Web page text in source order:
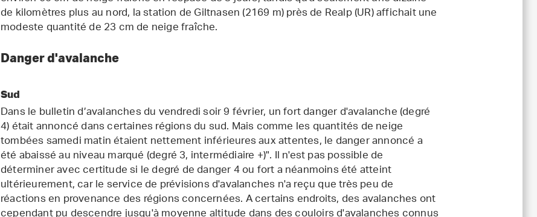
de kilomètres plus au nord, la station de Giltnasen (2169 m) près de Realp (UR) affichait une
modeste quantité de 23 cm de neige fraîche.
Danger d'avalanche
Sud
Dans le bulletin d’avalanches du vendredi soir 9 février, un fort danger d'avalanche (degré
4) était annoncé dans certaines régions du sud. Mais comme les quantités de neige
tombées samedi matin étaient nettement inférieures aux attentes, le danger annoncé a
été abaissé au niveau marqué (degré 3, intermédiaire +)". Il n'est pas possible de
déterminer avec certitude si le degré de danger 4 ou fort a néanmoins été atteint
ultérieurement, car le service de prévisions d'avalanches n'a reçu que très peu de
réactions en provenance des régions concernées. A certains endroits, des avalanches ont